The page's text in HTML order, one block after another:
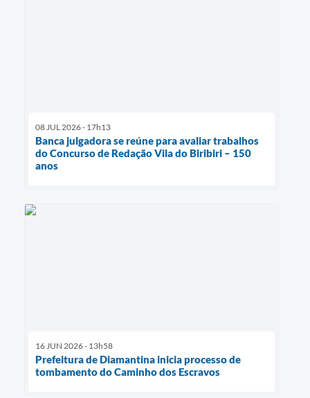
08 JUL 2026 - 17h13
Banca julgadora se reúne para avaliar trabalhos
do Concurso de Redação Vila do Biribiri – 150
anos
16 JUN 2026 - 13h58
Prefeitura de Diamantina inicia processo de
tombamento do Caminho dos Escravos